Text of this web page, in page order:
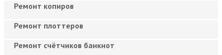
Ремонт копиров
Ремонт плоттеров
Ремонт счётчиков банкнот